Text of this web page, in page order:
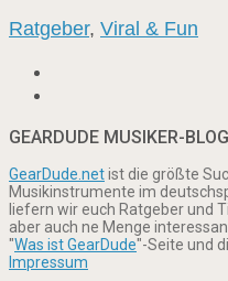
Ratgeber, Viral & Fun
GEARDUDE MUSIKER-BLOG
GearDude.netist die größte
Musikinstrumente im
liefern wir euch Ratgeber und
aber auch ne Menge
"Was ist GearDude"-Seite und
Impressum